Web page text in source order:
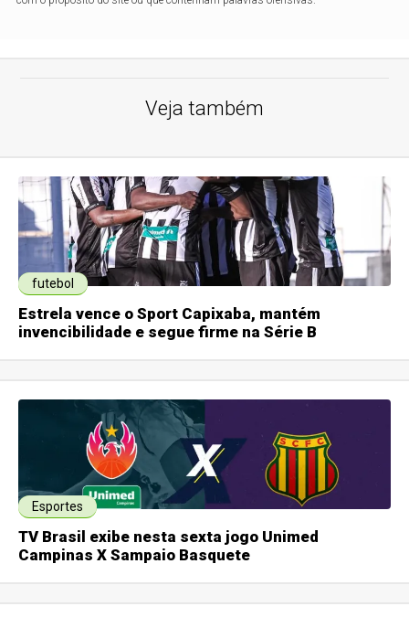
Veja também
futebol
Estrela vence o Sport Capixaba, mantém
invencibilidade e segue firme na Série B
Esportes
TV Brasil exibe nesta sexta jogo Unimed
Campinas X Sampaio Basquete